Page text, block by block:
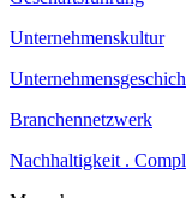
Unternehmenskultur
Branchennetzwerk
Nachhaltigkeit .